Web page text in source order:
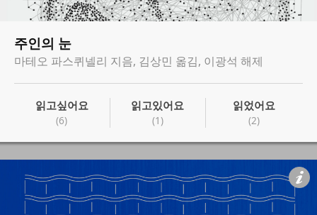
주인의 눈
마테오 파스퀴넬리 지음, 김상민 옮김, 이광석 해제
읽고싶어요
(6)
읽고있어요
(1)
읽었어요
(2)